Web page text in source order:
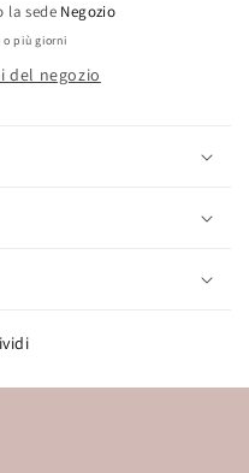
la sede Negozio
o più giorni
del negozio